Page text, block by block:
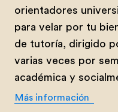
orientadores
para velar por tu
de tutoría, dirigido
varias veces por
académica y
Más información